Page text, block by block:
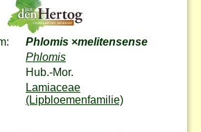
Phlomis ×melitensense
Phlomis
Hub.-Mor.
Lamiaceae
(Lipbloemenfamilie)